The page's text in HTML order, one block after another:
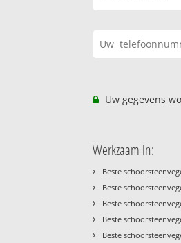
Uw gegevens
Werkzaam in:
› Beste
› Beste
› Beste
› Beste
› Beste